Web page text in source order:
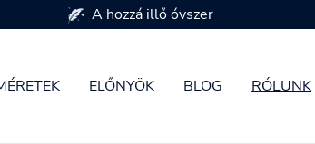
ELŐNYÖK BLOG RÓLUNK
7 óvszer méretben